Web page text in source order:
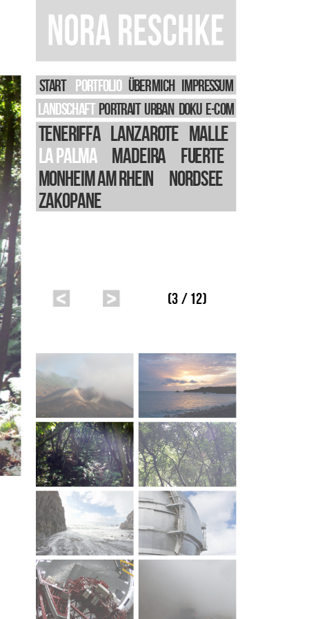
START PORTFOLIO Über Mich IMPRESSUM
LANDSCHAFT PORTRAIT URBAN DOKU E-Com
Teneriffa Lanzarote Malle
La Palma Madeira Fuerte
Monheim am Rhein Nordsee
Zakopane
(3 / 12)